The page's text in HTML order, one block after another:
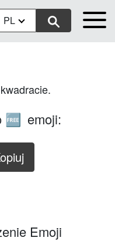
PL
🆓 emoji:
Emoji